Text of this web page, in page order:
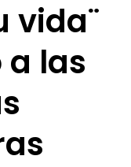
vida¨
las